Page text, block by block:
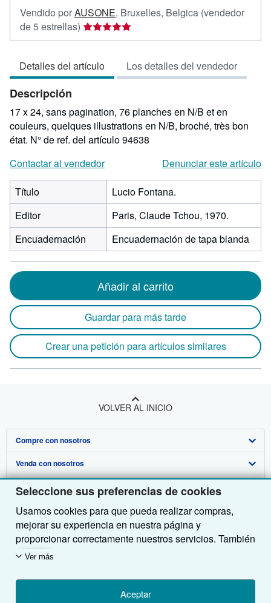
Seleccione sus preferencias de cookies
Usamos cookies para que pueda realizar compras,
mejorar su experiencia en nuestra página y
proporcionar correctamente nuestros servicios. También
utilizamos cookies para comprender el modo en que los
midiendo las visitas al sitio) y así poder realizar
mejoras. Si está de acuerdo, también utilizaremos
Ver más
Aceptar
Vendido porAUSONE, Bruxelles, Belgica (vendedor
de 5 estrellas) Calificación
del
5
de
estrellas
Detalles del artículo Los detalles del vendedor
Descripción
17 x 24, sans pagination, 76 planches en N/B et en
couleurs, quelques illustrations en N/B, broché, très bon
état. N° de ref. del artículo 94638
Contactar al vendedor
Denunciar este artículo
Título
Lucio Fontana.
Editor
Paris, Claude Tchou, 1970.
Encuadernación
Encuadernación de tapa blanda
Añadir al carrito
Guardar para más tarde
Crear una petición para artículos similares
VOLVER AL INICIO
Compre con nosotros
Búsqueda avanzada
Colecciones
Mi cuenta
Mis pedidos
Ver carrito
Venda con nosotros
Comenzar a vender
Únase a nuestro programa de afiliados
Recomiende un vendedor
Sobre nosotros
Sobre IberLibro
Medios
Empleo
Política de Privacidad
Obtener Ayuda
Preguntas frecuentes y guías
Atención al Cliente
Otras compañías de AbeBooks
AbeBooks.com
AbeBooks.co.uk
Siga a IberLibro